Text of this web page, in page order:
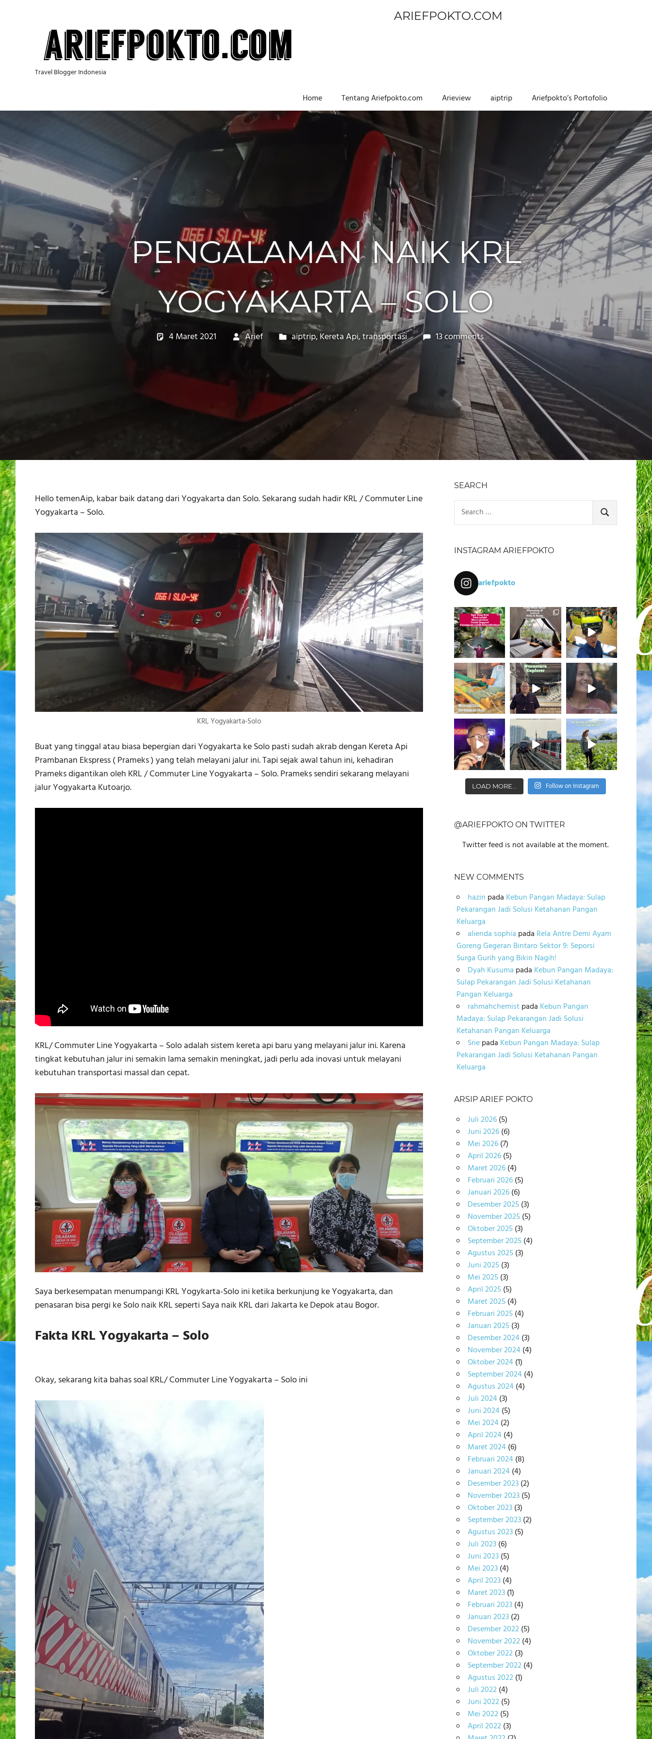
ARIEFPOKTO.COM
Travel Blogger Indonesia
Home Tentang Ariefpokto.com Arieview aiptrip Ariefpokto’s Portofolio
PENGALAMAN NAIK KRL
YOGYAKARTA – SOLO
4 Maret 2021 Arief aiptrip,Kereta Api,transportasi 13 comments
Hello temenAip, kabar baik datang dari Yogyakarta dan Solo. Sekarang sudah hadir KRL / Commuter Line
Yogyakarta – Solo.
KRL Yogyakarta-Solo
Buat yang tinggal atau biasa bepergian dari Yogyakarta ke Solo pasti sudah akrab dengan Kereta Api
Prambanan Ekspress ( Prameks ) yang telah melayani jalur ini. Tapi sejak awal tahun ini, kehadiran
Prameks digantikan oleh KRL / Commuter Line Yogyakarta – Solo. Prameks sendiri sekarang melayani
jalur Yogyakarta Kutoarjo.
KRL/ Commuter Line Yogyakarta – Solo adalah sistem kereta api baru yang melayani jalur ini. Karena
tingkat kebutuhan jalur ini semakin lama semakin meningkat, jadi perlu ada inovasi untuk melayani
kebutuhan transportasi massal dan cepat.
Saya berkesempatan menumpangi KRL Yogykarta-Solo ini ketika berkunjung ke Yogyakarta, dan
penasaran bisa pergi ke Solo naik KRL seperti Saya naik KRL dari Jakarta ke Depok atau Bogor.
Fakta KRL Yogyakarta – Solo
Okay, sekarang kita bahas soal KRL/ Commuter Line Yogyakarta – Solo ini
SEARCH
Search
for:
SEARCH
INSTAGRAM ARIEFPOKTO
ariefpokto
LOAD MORE... Follow on Instagram
@ARIEFPOKTO ON TWITTER
Twitter feed is not available at the moment.
NEW COMMENTS
hazin pada Kebun Pangan Madaya: Sulap
Pekarangan Jadi Solusi Ketahanan Pangan
Keluarga
alienda sophia pada Rela Antre Demi Ayam
Goreng Gegeran Bintaro Sektor 9: Seporsi
Surga Gurih yang Bikin Nagih!
Dyah Kusuma pada Kebun Pangan Madaya:
Sulap Pekarangan Jadi Solusi Ketahanan
Pangan Keluarga
rahmahchemistpada Kebun Pangan
Madaya: Sulap Pekarangan Jadi Solusi
Ketahanan Pangan Keluarga
Sriepada Kebun Pangan Madaya: Sulap
Pekarangan Jadi Solusi Ketahanan Pangan
Keluarga
ARSIP ARIEF POKTO
Juli 2026(5)
Juni 2026(6)
Mei 2026(7)
April 2026(5)
Maret 2026(4)
Februari 2026(5)
Januari 2026(6)
Desember 2025(3)
November 2025(5)
Oktober 2025(3)
September 2025(4)
Agustus 2025(3)
Juni 2025(3)
Mei 2025(3)
April 2025(5)
Maret 2025(4)
Februari 2025(4)
Januari 2025(3)
Desember 2024(3)
November 2024(4)
Oktober 2024(1)
September 2024(4)
Agustus 2024(4)
Juli 2024(3)
Juni 2024(5)
Mei 2024(2)
April 2024(4)
Maret 2024(6)
Februari 2024(8)
Januari 2024(4)
Desember 2023(2)
November 2023(5)
Oktober 2023(3)
September 2023(2)
Agustus 2023(5)
Juli 2023(6)
Juni 2023(5)
Mei 2023(4)
April 2023(4)
Maret 2023(1)
Februari 2023(4)
Januari 2023(2)
Desember 2022(5)
November 2022(4)
Oktober 2022(3)
September 2022(4)
Agustus 2022(1)
Juli 2022(4)
Juni 2022(5)
Mei 2022(5)
April 2022(3)